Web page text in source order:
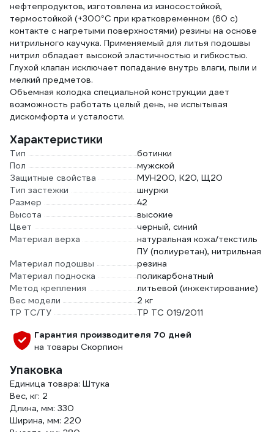
нефтепродуктов, изготовлена из износостойкой,
термостойкой (+300°С при кратковременном (60 с)
контакте с нагретыми поверхностями) резины на основе
нитрильного каучука. Применяемый для литья подошвы
нитрил обладает высокой эластичностью и гибкостью.
Глухой клапан исключает попадание внутрь влаги, пыли и
мелкий предметов.
Объемная колодка специальной конструкции дает
возможность работать целый день, не испытывая
дискомфорта и усталости.
Характеристики
Тип
ботинки
Пол
мужской
Защитные свойства
МУН200, К20, Щ20
Тип застежки
шнурки
Размер
42
Высота
высокие
Цвет
черный, синий
Материал верха
натуральная кожа/текстиль
Материал подошвы
ПУ (полиуретан), нитрильная
резина
Материал подноска
поликарбонатный
Метод крепления
литьевой (инжектирование)
Вес модели
2 кг
ТР ТС/ТУ
ТР ТС 019/2011
Гарантия производителя 70 дней
на товары Скорпион
Упаковка
Единица товара: Штука
Вес, кг: 2
Длина, мм: 330
Ширина, мм: 220